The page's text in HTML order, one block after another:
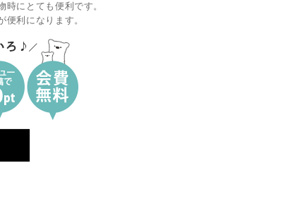
にとても便利です。
利になります。